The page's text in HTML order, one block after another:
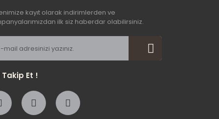
kayıt olarak indirimlerden ve
ilk siz haberdar olabilirsiniz.
Takip Et !